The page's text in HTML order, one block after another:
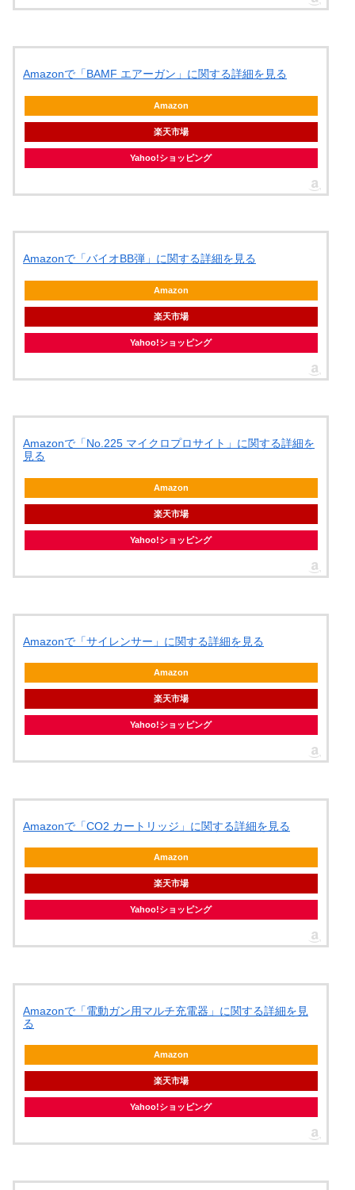
Amazonで「BAMF エアーガン」に関する詳細を見る
Amazon
楽天市場
Yahoo!ショッピング
Amazonで「バイオBB弾」に関する詳細を見る
Amazon
楽天市場
Yahoo!ショッピング
Amazonで「No.225 マイクロプロサイト」に関する詳細を
見る
Amazon
楽天市場
Yahoo!ショッピング
Amazonで「サイレンサー」に関する詳細を見る
Amazon
楽天市場
Yahoo!ショッピング
Amazonで「CO2 カートリッジ」に関する詳細を見る
Amazon
楽天市場
Yahoo!ショッピング
Amazonで「電動ガン用マルチ充電器」に関する詳細を見
る
Amazon
楽天市場
Yahoo!ショッピング